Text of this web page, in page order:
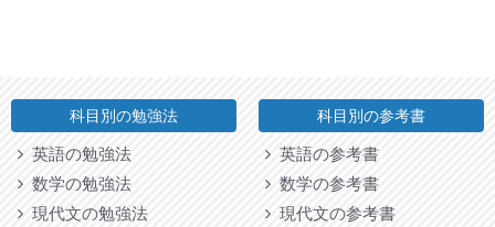
科目別の勉強法
英語の勉強法
数学の勉強法
現代文の勉強法
科目別の参考書
英語の参考書
数学の参考書
現代文の参考書